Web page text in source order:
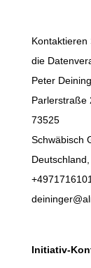
Kontaktieren
die
Peter
Parlerstraße
73525
Schwäbisch
Deutschland,
Initiativ-